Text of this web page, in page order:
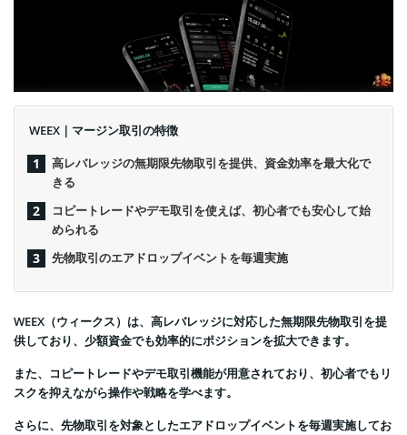
WEEX｜マージン取引の特徴
高レバレッジの無期限先物取引を提供、資金効率を最大化で
きる
コピートレードやデモ取引を使えば、初心者でも安心して始
められる
先物取引のエアドロップイベントを毎週実施
WEEX（ウィークス）は、高レバレッジに対応した無期限先物取引を提
供しており、少額資金でも効率的にポジションを拡大できます。
また、コピートレードやデモ取引機能が用意されており、初心者でもリ
スクを抑えながら操作や戦略を学べます。
さらに、先物取引を対象としたエアドロップイベントを毎週実施してお